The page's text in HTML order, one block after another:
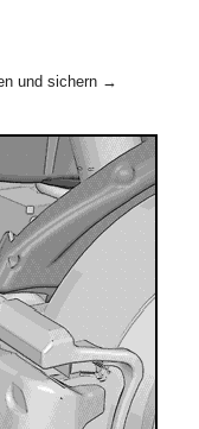
und sichern →